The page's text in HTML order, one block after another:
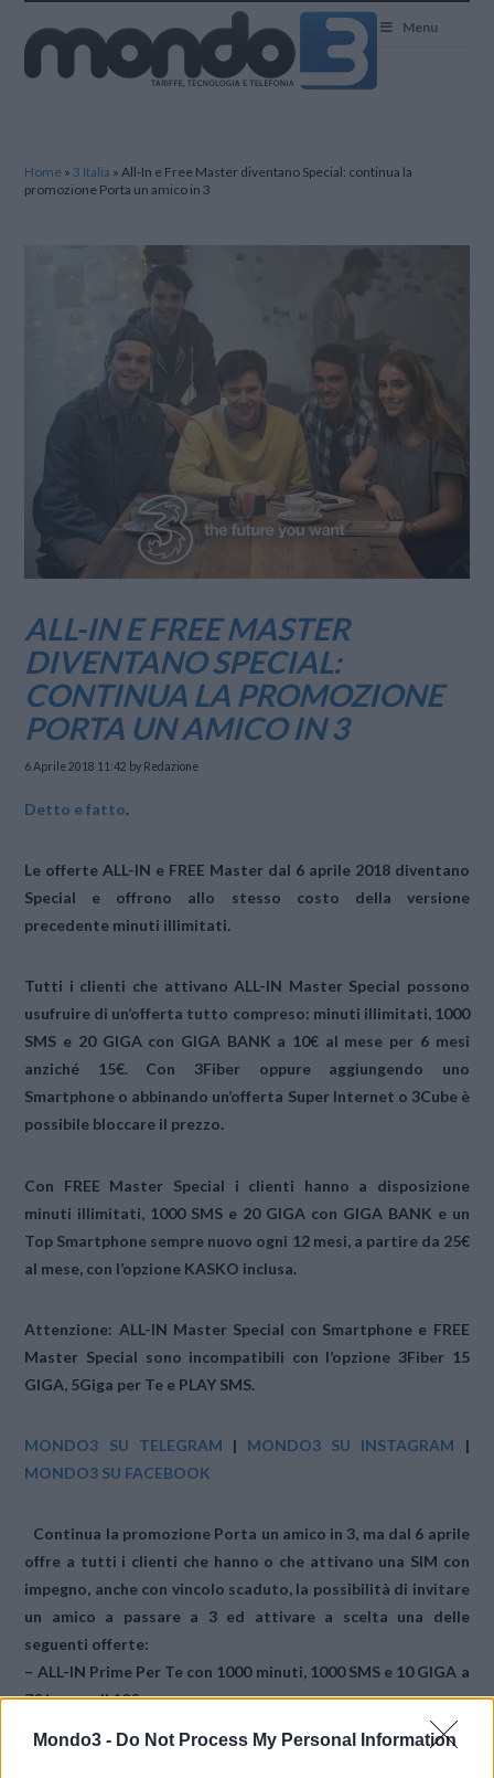
Mondo3 - Do Not Process My Personal Information
Menu
Home »3 Italia »All-In e Free Master diventano Special: continua la
promozione Porta un amico in 3
ALL-IN E FREE MASTER
DIVENTANO SPECIAL:
CONTINUA LA PROMOZIONE
PORTA UN AMICO IN 3
6 Aprile 2018 11:42 by Redazione
Detto e fatto.
Le offerte ALL-IN e FREE Master dal 6 aprile 2018diventano
Special e offrono allo stesso costo della versione
precedente minuti illimitati.
Tutti i clienti che attivanoALL-IN Master Special possono
usufruire di un’offerta tutto compreso: minuti illimitati, 1000
SMS e 20 GIGA con GIGA BANK a 10€ al mese per 6 mesi
anziché 15€. Con 3Fiber oppure aggiungendo uno
Smartphone o abbinando un’offerta Super Internet o 3Cube è
possibile bloccare il prezzo.
Con FREE Master Special i clienti hanno a disposizione
minuti illimitati, 1000 SMS e 20 GIGA con GIGA BANK e un
Top Smartphone sempre nuovo ogni 12 mesi, a partire da 25€
al mese, con l’opzione KASKO inclusa.
Attenzione: ALL-IN Master Special con Smartphone e FREE
Master Special sono incompatibili con l’opzione 3Fiber 15
GIGA, 5Giga per Te e PLAY SMS.
MONDO3 SU TELEGRAM | MONDO3 SU INSTAGRAM |
MONDO3 SU FACEBOOK
Continua la promozione Porta un amico in 3, ma dal 6 aprile
offre a tutti i clienti che hanno o che attivano una SIM con
impegno, anche con vincolo scaduto, la possibilità di invitare
un amico a passare a 3 ed attivare a scelta una delle
seguenti offerte:
– ALL-IN Prime Per Te con 1000 minuti, 1000 SMS e 10 GIGA a
7€invece di 10€,
con minuti illimitati, 1000
invece di 15€